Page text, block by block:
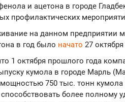
и ацетона в городе
профилактических
на данном предприятии
в год было начато 27
1 октября прошлого года
кумола в городе Марль
750 тыс. тонн
более полному